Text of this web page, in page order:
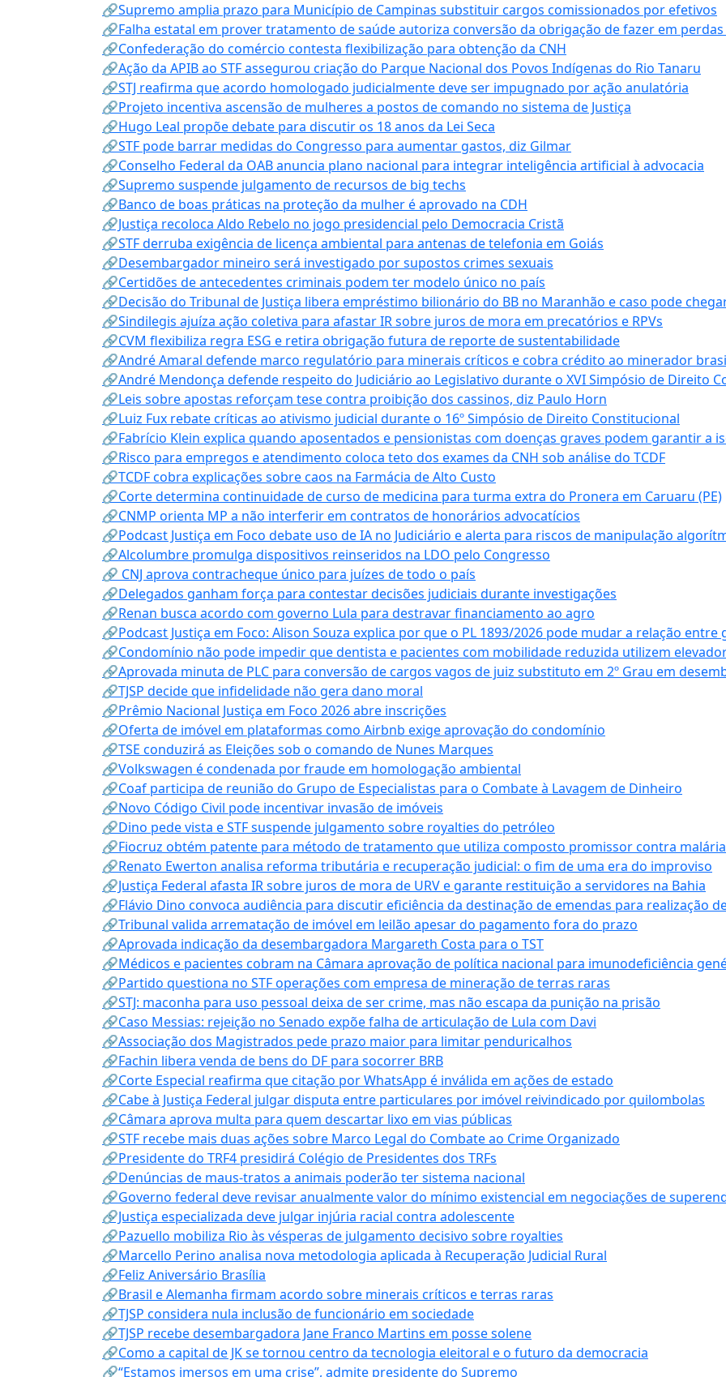
🔗Supremo amplia prazo para Município de Campinas substituir cargos comissionados por efetivos
🔗Falha estatal em prover tratamento de saúde autoriza conversão da obrigação de fazer em perdas
🔗Confederação do comércio contesta flexibilização para obtenção da CNH
🔗Ação da APIB ao STF assegurou criação do Parque Nacional dos Povos Indígenas do Rio Tanaru
🔗STJ reafirma que acordo homologado judicialmente deve ser impugnado por ação anulatória
🔗Projeto incentiva ascensão de mulheres a postos de comando no sistema de Justiça
🔗Hugo Leal propõe debate para discutir os 18 anos da Lei Seca
🔗STF pode barrar medidas do Congresso para aumentar gastos, diz Gilmar
🔗Conselho Federal da OAB anuncia plano nacional para integrar inteligência artificial à advocacia
🔗Supremo suspende julgamento de recursos de big techs
🔗Banco de boas práticas na proteção da mulher é aprovado na CDH
🔗Justiça recoloca Aldo Rebelo no jogo presidencial pelo Democracia Cristã
🔗STF derruba exigência de licença ambiental para antenas de telefonia em Goiás
🔗Desembargador mineiro será investigado por supostos crimes sexuais
🔗Certidões de antecedentes criminais podem ter modelo único no país
🔗Decisão do Tribunal de Justiça libera empréstimo bilionário do BB no Maranhão e caso pode chegar
🔗Sindilegis ajuíza ação coletiva para afastar IR sobre juros de mora em precatórios e RPVs
🔗CVM flexibiliza regra ESG e retira obrigação futura de reporte de sustentabilidade
🔗André Amaral defende marco regulatório para minerais críticos e cobra crédito ao minerador
🔗André Mendonça defende respeito do Judiciário ao Legislativo durante o XVI Simpósio de Direito
🔗Leis sobre apostas reforçam tese contra proibição dos cassinos, diz Paulo Horn
🔗Luiz Fux rebate críticas ao ativismo judicial durante o 16º Simpósio de Direito Constitucional
🔗Fabrício Klein explica quando aposentados e pensionistas com doenças graves podem garantir a
🔗Risco para empregos e atendimento coloca teto dos exames da CNH sob análise do TCDF
🔗TCDF cobra explicações sobre caos na Farmácia de Alto Custo
🔗Corte determina continuidade de curso de medicina para turma extra do Pronera em Caruaru (PE)
🔗CNMP orienta MP a não interferir em contratos de honorários advocatícios
🔗Podcast Justiça em Foco debate uso de IA no Judiciário e alerta para riscos de manipulação
🔗Alcolumbre promulga dispositivos reinseridos na LDO pelo Congresso
🔗 CNJ aprova contracheque único para juízes de todo o país
🔗Delegados ganham força para contestar decisões judiciais durante investigações
🔗Renan busca acordo com governo Lula para destravar financiamento ao agro
🔗Podcast Justiça em Foco: Alison Souza explica por que o PL 1893/2026 pode mudar a relação
🔗Condomínio não pode impedir que dentista e pacientes com mobilidade reduzida utilizem
🔗Aprovada minuta de PLC para conversão de cargos vagos de juiz substituto em 2º Grau em
🔗TJSP decide que infidelidade não gera dano moral
🔗Prêmio Nacional Justiça em Foco 2026 abre inscrições
🔗Oferta de imóvel em plataformas como Airbnb exige aprovação do condomínio
🔗TSE conduzirá as Eleições sob o comando de Nunes Marques
🔗Volkswagen é condenada por fraude em homologação ambiental
🔗Coaf participa de reunião do Grupo de Especialistas para o Combate à Lavagem de Dinheiro
🔗Novo Código Civil pode incentivar invasão de imóveis
🔗Dino pede vista e STF suspende julgamento sobre royalties do petróleo
🔗Fiocruz obtém patente para método de tratamento que utiliza composto promissor contra
🔗Renato Ewerton analisa reforma tributária e recuperação judicial: o fim de uma era do improviso
🔗Justiça Federal afasta IR sobre juros de mora de URV e garante restituição a servidores na Bahia
🔗Flávio Dino convoca audiência para discutir eficiência da destinação de emendas para realização
🔗Tribunal valida arrematação de imóvel em leilão apesar do pagamento fora do prazo
🔗Aprovada indicação da desembargadora Margareth Costa para o TST
🔗Médicos e pacientes cobram na Câmara aprovação de política nacional para imunodeficiência
🔗Partido questiona no STF operações com empresa de mineração de terras raras
🔗STJ: maconha para uso pessoal deixa de ser crime, mas não escapa da punição na prisão
🔗Caso Messias: rejeição no Senado expõe falha de articulação de Lula com Davi
🔗Associação dos Magistrados pede prazo maior para limitar penduricalhos
🔗Fachin libera venda de bens do DF para socorrer BRB
🔗Corte Especial reafirma que citação por WhatsApp é inválida em ações de estado
🔗Cabe à Justiça Federal julgar disputa entre particulares por imóvel reivindicado por quilombolas
🔗Câmara aprova multa para quem descartar lixo em vias públicas
🔗STF recebe mais duas ações sobre Marco Legal do Combate ao Crime Organizado
🔗Presidente do TRF4 presidirá Colégio de Presidentes dos TRFs
🔗Denúncias de maus-tratos a animais poderão ter sistema nacional
🔗Governo federal deve revisar anualmente valor do mínimo existencial em negociações de
🔗Justiça especializada deve julgar injúria racial contra adolescente
🔗Pazuello mobiliza Rio às vésperas de julgamento decisivo sobre royalties
🔗Marcello Perino analisa nova metodologia aplicada à Recuperação Judicial Rural
🔗Feliz Aniversário Brasília
🔗Brasil e Alemanha firmam acordo sobre minerais críticos e terras raras
🔗TJSP considera nula inclusão de funcionário em sociedade
🔗TJSP recebe desembargadora Jane Franco Martins em posse solene
🔗Como a capital de JK se tornou centro da tecnologia eleitoral e o futuro da democracia
🔗“Estamos imersos em uma crise”, admite presidente do Supremo